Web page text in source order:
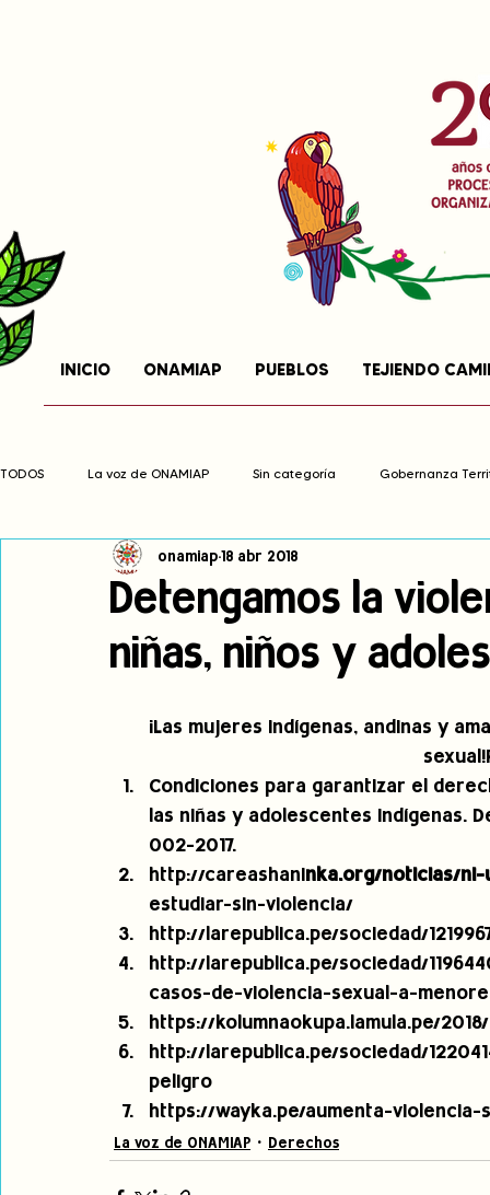
INICIO ONAMIAP PUEBLOS TEJIENDO
TODOS La voz de ONAMIAP Sin categoría Gobernanza
Cambio climático Navegador indígena
Pronunciamientos Observatorio de consulta previa
jóvenes indígenas Incidencias incidencia PNPI
Detengamos la
niñas, niños y
onamiap 18 abr 2018
¡Las mujeres indígenas, andinas y
Condiciones para garantizar el
las niñas y adolescentes indígenas.
002-2017.
http://careashaninka.org/noticias/ni-
estudiar-sin-violencia/
http://larepublica.pe/sociedad/
http://larepublica.pe/sociedad/
casos-de-violencia-sexual-a-
https://kolumnaokupa.lamula.pe/
http://larepublica.pe/sociedad/
peligro
https://wayka.pe/aumenta-violencia-
La voz de ONAMIAP Derechos